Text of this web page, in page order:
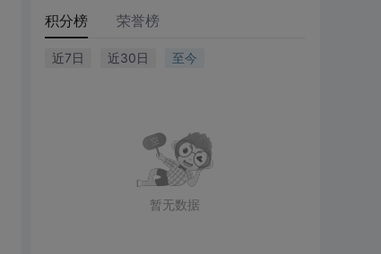
积分榜 荣誉榜
近7日 近30日 至今
暂无数据